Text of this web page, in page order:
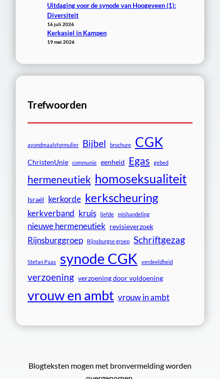
Uitdaging voor de synode van Hoogeveen (1):
Diversiteit
16 juli 2026
Kerkasiel in Kampen
19 mei 2026
Trefwoorden
avondmaalsformulier Bijbel brochure CGK
ChristenUnie communie eenheid Egas gebed
hermeneutiek homoseksualiteit
Israël kerkorde kerkscheuring
kerkverband kruis liefde mishandeling
nieuwe hermeneutiek revisieverzoek
Rijnsburggroep Rijnsburgse groep Schriftgezag
Stefan Paas synode CGK verdeeldheid
verzoening verzoening door voldoening
vrouw en ambt vrouw in ambt
Blogteksten mogen met bronvermelding worden